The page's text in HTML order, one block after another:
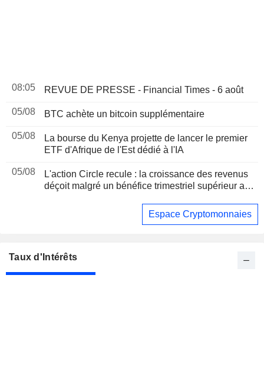
08:05 REVUE DE PRESSE - Financial Times - 6 août
05/08 BTC achète un bitcoin supplémentaire
05/08
La bourse du Kenya projette de lancer le premier
ETF d'Afrique de l'Est dédié à l'IA
05/08
L'action Circle recule : la croissance des revenus
déçoit malgré un bénéfice trimestriel supérieur aux
Espace Cryptomonnaies
Taux d'Intérêts